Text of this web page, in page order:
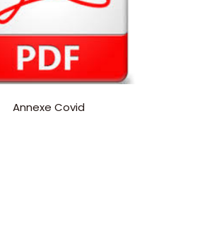
Annexe Covid